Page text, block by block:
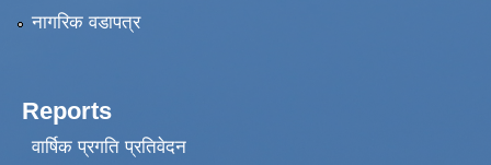
नागरिक वडापत्र
Reports
वार्षिक प्रगति प्रतिवेदन